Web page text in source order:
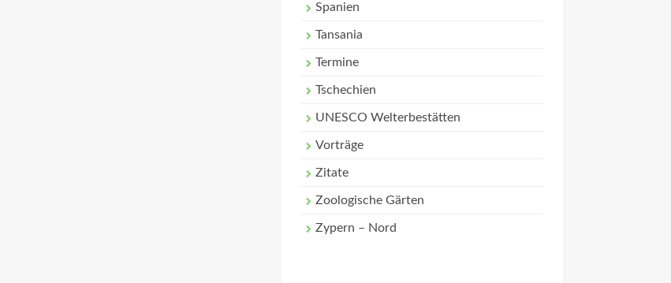
Spanien
Tansania
Termine
Tschechien
UNESCO Welterbestätten
Vorträge
Zitate
Zoologische Gärten
Zypern – Nord